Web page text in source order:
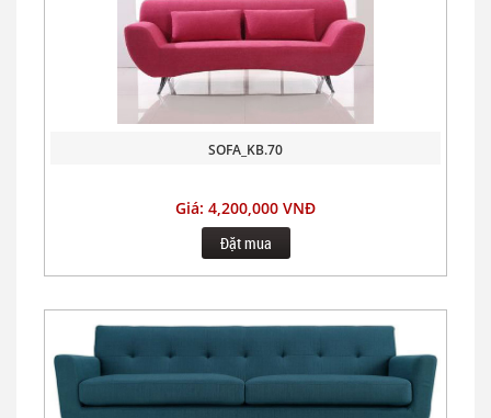
SOFA_KB.70
Giá: 4,200,000 VNĐ
Đặt mua